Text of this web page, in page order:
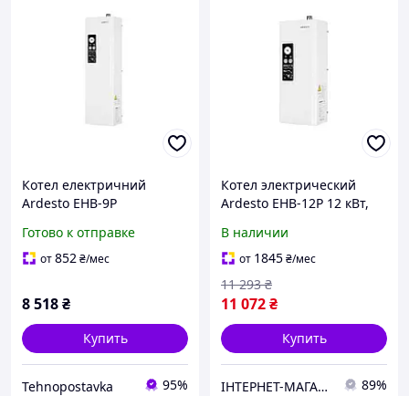
Котел електричний
Ardesto EHB-9P
Готово к отправке
от852₴/мес
8 518₴
Купить
Tehnopostavka 95%
Котел электрический
Ardesto EHB-12P 12 кВт,
одноконтурный, с
насосом, белый
В наличии
от 1845₴/мес
11 072₴
11 293 ₴
Купить
ІНТЕРНЕТ-МАГАЗИН "Доставлено " 89%